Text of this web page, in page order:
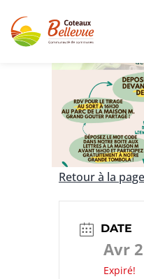
Retour à la
DATE
Avr
Expiré!